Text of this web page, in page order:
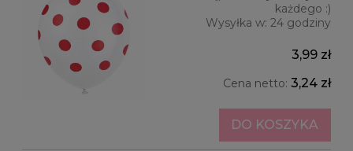
każdego :)
Wysyłka w: 24 godziny
3,99 zł
Cena netto: 3,24 zł
DO KOSZYKA